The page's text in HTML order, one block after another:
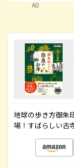
AD
地球の歩き方御朱
場！すばらしい古